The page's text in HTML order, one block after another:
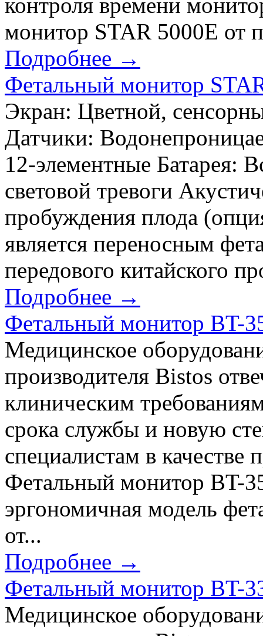
монитор STAR 5000Е от
Подробнее →
Фетальный монитор
Экран: Цветной,
Датчики:
12-элементные Батарея:
световой тревоги
пробуждения плода
является переносным
передового китайского
Подробнее →
Фетальный монитор BT-
Медицинское
производителя Bistos
клиническим
срока службы и новую
специалистам в качестве
Фетальный монитор BT-
эргономичная модель
от...
Подробнее →
Фетальный монитор BT-
Медицинское